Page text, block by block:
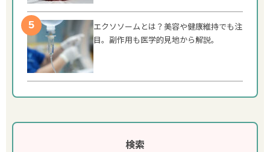
エクソソームとは？美容や健康維持でも注
目。副作用も医学的見地から解説。
検索